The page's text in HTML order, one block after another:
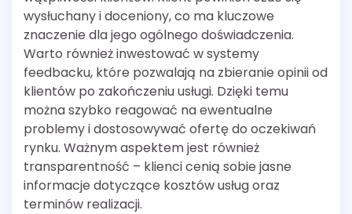
wysłuchany i doceniony, co ma kluczowe
znaczenie dla jego ogólnego doświadczenia.
Warto również inwestować w systemy
feedbacku, które pozwalają na zbieranie opinii od
klientów po zakończeniu usługi. Dzięki temu
można szybko reagować na ewentualne
problemy i dostosowywać ofertę do oczekiwań
rynku. Ważnym aspektem jest również
transparentność – klienci cenią sobie jasne
informacje dotyczące kosztów usług oraz
terminów realizacji.